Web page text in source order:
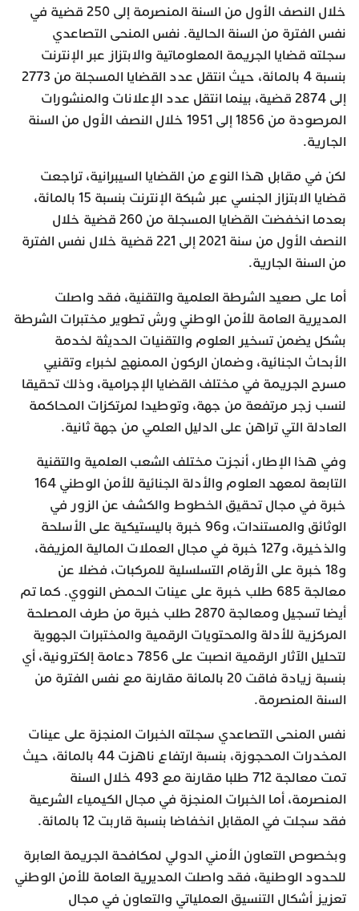
خلال النصف الأول من السنة المنصرمة إلى 250 قضية في
نفس الفترة من السنة الحالية. نفس المنحى التصاعدي
سجلته قضايا الجريمة المعلوماتية والابتزاز عبر الإنترنت
بنسبة 4 بالمائة، حيث انتقل عدد القضايا المسجلة من 2773
إلى 2874 قضية، بينما انتقل عدد الإعلانات والمنشورات
المرصودة من 1856 إلى 1951 خلال النصف الأول من السنة
الجارية.
لكن في مقابل هذا النوع من القضايا السيبرانية، تراجعت
قضايا الابتزاز الجنسي عبر شبكة الإنترنت بنسبة 15 بالمائة،
بعدما انخفضت القضايا المسجلة من 260 قضية خلال
النصف الأول من سنة 2021 إلى 221 قضية خلال نفس الفترة
من السنة الجارية.
أما على صعيد الشرطة العلمية والتقنية، فقد واصلت
المديرية العامة للأمن الوطني ورش تطوير مختبرات الشرطة
بشكل يضمن تسخير العلوم والتقنيات الحديثة لخدمة
الأبحاث الجنائية، وضمان الركون الممنهج لخبراء وتقنيي
مسرح الجريمة في مختلف القضايا الإجرامية، وذلك تحقيقا
لنسب زجر مرتفعة من جهة، وتوطيدا لمرتكزات المحاكمة
العادلة التي تراهن على الدليل العلمي من جهة ثانية.
وفي هذا الإطار، أنجزت مختلف الشعب العلمية والتقنية
التابعة لمعهد العلوم والأدلة الجنائية للأمن الوطني 164
خبرة في مجال تحقيق الخطوط والكشف عن الزور في
الوثائق والمستندات، و96 خبرة باليستيكية على الأسلحة
والذخيرة، و127 خبرة في مجال العملات المالية المزيفة،
و18 خبرة على الأرقام التسلسلية للمركبات، فضلا عن
معالجة 685 طلب خبرة على عينات الحمض النووي. كما تم
أيضا تسجيل ومعالجة 2870 طلب خبرة من طرف المصلحة
المركزية للأدلة والمحتويات الرقمية والمختبرات الجهوية
لتحليل الآثار الرقمية انصبت على 7856 دعامة إلكترونية، أي
بنسبة زيادة فاقت 20 بالمائة مقارنة مع نفس الفترة من
السنة المنصرمة.
نفس المنحى التصاعدي سجلته الخبرات المنجزة على عينات
المخدرات المحجوزة، بنسبة ارتفاع ناهزت 44 بالمائة، حيث
تمت معالجة 712 طلبا مقارنة مع 493 خلال السنة
المنصرمة، أما الخبرات المنجزة في مجال الكيمياء الشرعية
فقد سجلت في المقابل انخفاضا بنسبة قاربت 12 بالمائة.
وبخصوص التعاون الأمني الدولي لمكافحة الجريمة العابرة
للحدود الوطنية، فقد واصلت المديرية العامة للأمن الوطني
تعزيز أشكال التنسيق العملياتي والتعاون في مجال